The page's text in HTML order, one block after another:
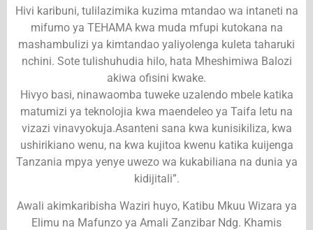
Hivi karibuni, tulilazimika kuzima mtandao wa intaneti na
mifumo ya TEHAMA kwa muda mfupi kutokana na
mashambulizi ya kimtandao yaliyolenga kuleta taharuki
nchini. Sote tulishuhudia hilo, hata Mheshimiwa Balozi
akiwa ofisini kwake.
Hivyo basi, ninawaomba tuweke uzalendo mbele katika
matumizi ya teknolojia kwa maendeleo ya Taifa letu na
vizazi vinavyokuja.Asanteni sana kwa kunisikiliza, kwa
ushirikiano wenu, na kwa kujitoa kwenu katika kuijenga
Tanzania mpya yenye uwezo wa kukabiliana na dunia ya
kidijitali”.
Awali akimkaribisha Waziri huyo, Katibu Mkuu Wizara ya
Elimu na Mafunzo ya Amali Zanzibar Ndg. Khamis